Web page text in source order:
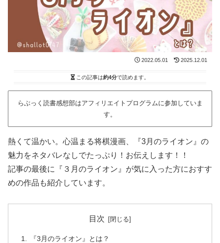
2022.05.01 2025.12.01
この記事は約4分で読めます。
らぶっく読書感想部はアフィリエイトプログラムに参加していま
す。
熱くて温かい。心温まる将棋漫画、『3月のライオン』の
魅力をネタバレなしでたっぷり！お伝えします！！
記事の最後に『３月のライオン』が気に入った方におすす
めの作品も紹介しています。
目次
『3月のライオン』とは？